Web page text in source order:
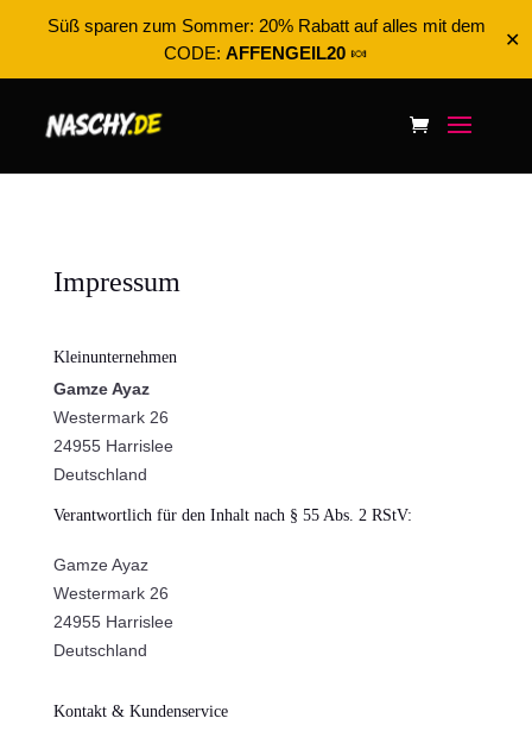
Süß sparen zum Sommer: 20% Rabatt auf alles mit dem
CODE: AFFENGEIL20 🍬
✕
Impressum
Kleinunternehmen
Gamze Ayaz
Westermark 26
24955 Harrislee
Deutschland
Verantwortlich für den Inhalt nach § 55 Abs. 2 RStV:
Gamze Ayaz
Westermark 26
24955 Harrislee
Deutschland
Kontakt & Kundenservice